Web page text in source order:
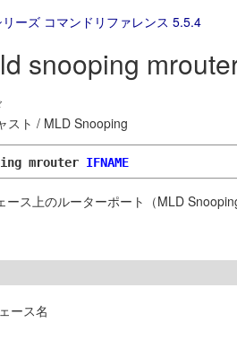
ーズ コマンドリファレンス 5.5.4
snooping
スト / MLD Snooping
mrouter IFNAME
ース上のルーターポート（MLD
ース名